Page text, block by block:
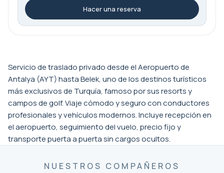
Hacer una reserva
Servicio de traslado privado desde el Aeropuerto de
Antalya (AYT) hasta Belek, uno de los destinos turísticos
más exclusivos de Turquía, famoso por sus resorts y
campos de golf. Viaje cómodo y seguro con conductores
profesionales y vehículos modernos. Incluye recepción en
el aeropuerto, seguimiento del vuelo, precio fijo y
transporte puerta a puerta sin cargos ocultos.
NUESTROS COMPAÑEROS